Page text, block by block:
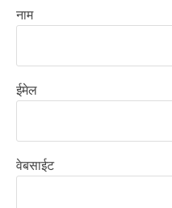
नाम
ईमेल
वेबसाईट